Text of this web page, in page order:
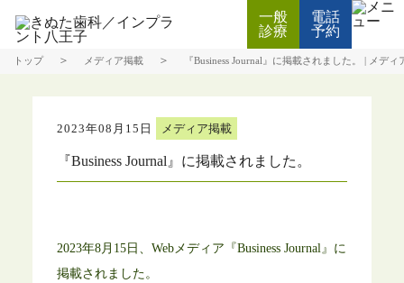
一般
診療
Web
診療予約
電話
予約
トップ ＞ メディア掲載 ＞ 『Business Journal』に掲載されました。 | メデ
2023年08月15日 メディア掲載
『Business Journal』に掲載されました。
2023年8月15日、Webメディア『Business Journal』に
掲載されました。